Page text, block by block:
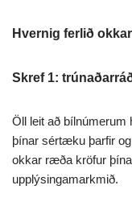
Hvernig ferlið
Skref 1:
Öll leit að bílnúmerum
þínar sértæku þarfir
okkar ræða kröfur
upplýsingamarkmið.